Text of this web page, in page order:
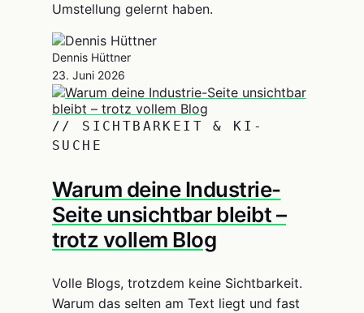
Umstellung gelernt haben.
Dennis Hüttner
23. Juni 2026
// SICHTBARKEIT & KI-
SUCHE
Warum deine Industrie-
Seite unsichtbar bleibt –
trotz vollem Blog
Volle Blogs, trotzdem keine Sichtbarkeit.
Warum das selten am Text liegt und fast